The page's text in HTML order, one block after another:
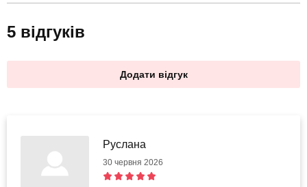
5 відгуків
Додати відгук
Руслана
30 червня 2026